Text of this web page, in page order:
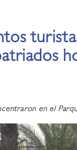
en el